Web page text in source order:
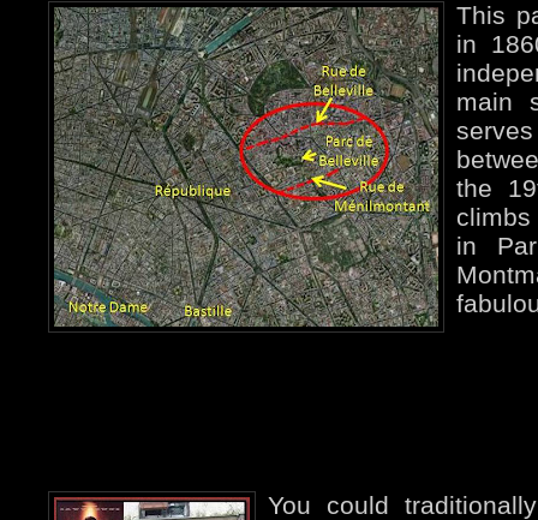
This
in
main
the
in
You could